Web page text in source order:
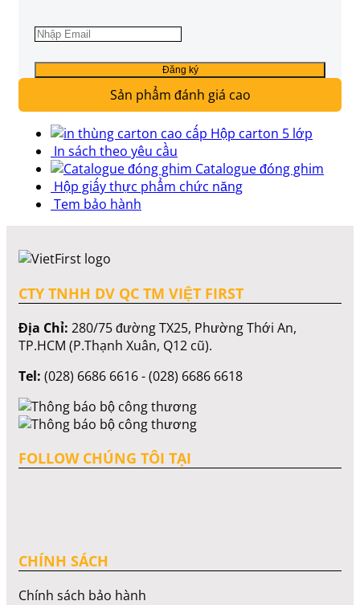
Sản phẩm đánh giá cao
Hộp carton 5 lớp
In sách theo yêu cầu
Catalogue đóng ghim
Hộp giấy thực phẩm chức năng
Tem bảo hành
CTY TNHH DV QC TM VIỆT FIRST
Địa Chỉ: 280/75 đường TX25, Phường Thới An,
TP.HCM (P.Thạnh Xuân, Q12 cũ).
Tel: (028) 6686 6616 - (028) 6686 6618
FOLLOW CHÚNG TÔI TẠI
CHÍNH SÁCH
Chính sách bảo hành